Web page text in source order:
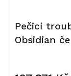
Pečicí
Obsidian